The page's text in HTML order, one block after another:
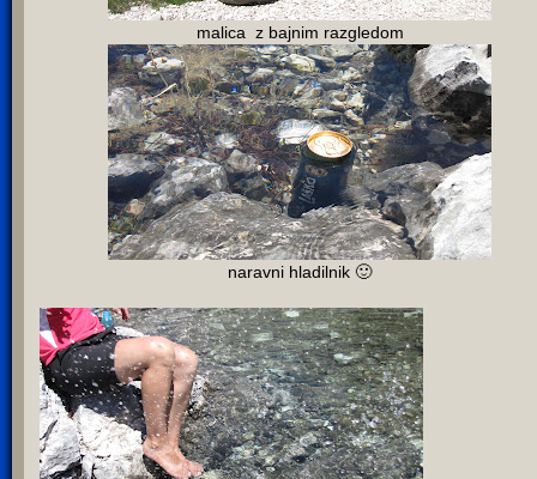
malica z bajnim razgledom
naravni hladilnik 🙂